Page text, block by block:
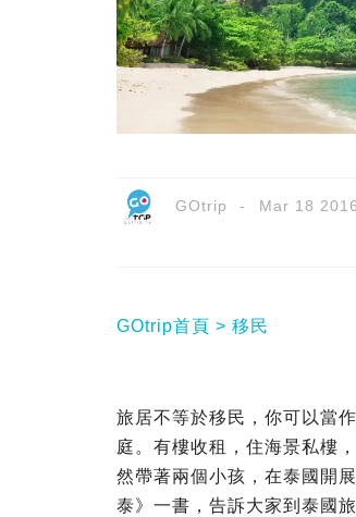
GOtrip Mar 18 2016
GOtrip首頁 移民
旅居不等於移民，你可以當
庭。有樓收租，住海景私樓
然帶著兩個小孩，在泰國開
泰》一書，告訴大家到泰國旅